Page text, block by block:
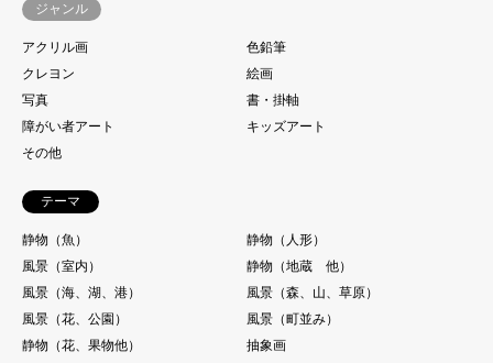
ジャンル
アクリル画
色鉛筆
クレヨン
絵画
写真
書・掛軸
障がい者アート
キッズアート
その他
テーマ
静物（魚）
静物（人形）
風景（室内）
静物（地蔵 他）
風景（海、湖、港）
風景（森、山、草原）
風景（花、公園）
風景（町並み）
静物（花、果物他）
抽象画